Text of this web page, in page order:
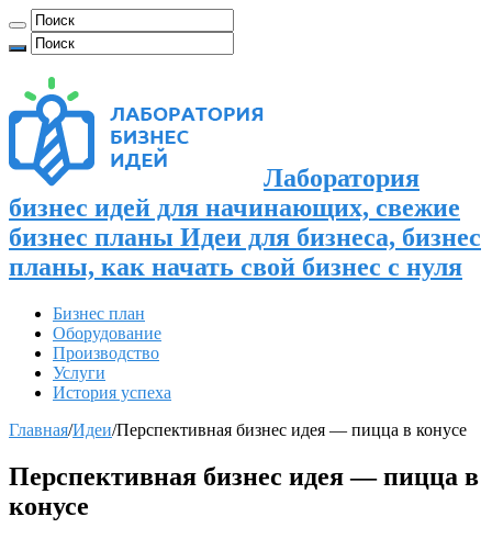
Лаборатория
бизнес идей для начинающих, свежие
бизнес планы Идеи для бизнеса, бизнес
планы, как начать свой бизнес с нуля
Бизнес план
Оборудование
Производство
Услуги
История успеха
Главная/Идеи/Перспективная бизнес идея — пицца в конусе
Перспективная бизнес идея — пицца в
конусе